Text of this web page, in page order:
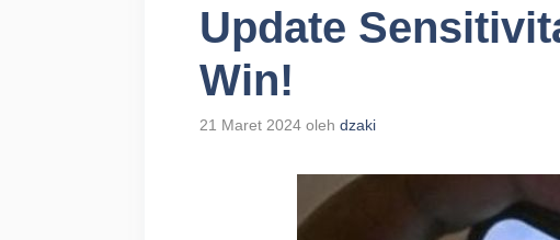
Update
Win!
21 Maret 2024 oleh dzaki